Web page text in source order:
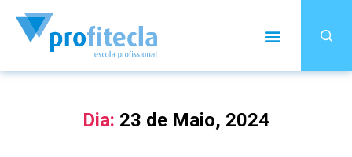
Dia: 23 de Maio, 2024